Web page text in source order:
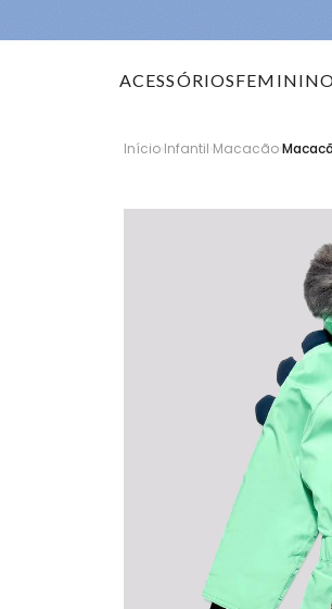
ACESSÓRIOS
Início›Infantil›Macacão›